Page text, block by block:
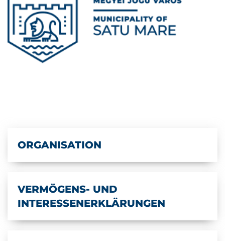
ORGANISATION
VERMÖGENS- UND
INTERESSENERKLÄRUNGEN